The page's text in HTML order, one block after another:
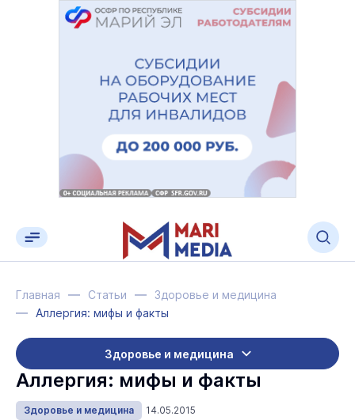
Главная Статьи
Здоровье и медицина
Аллергия: мифы и факты
Здоровье и медицина
Аллергия: мифы и факты
Здоровье и медицина 14.05.2015